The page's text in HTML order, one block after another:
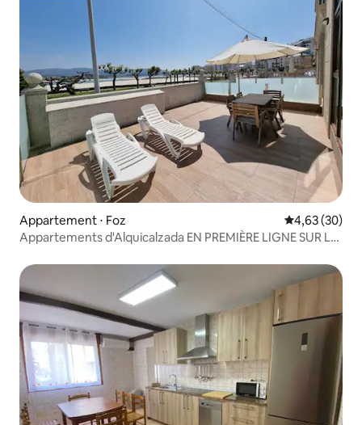
Appartement ⋅ Foz Évaluation
4,63 (30)
Appartements d'Alquicalzada EN PREMIÈRE LIGNE SUR LA